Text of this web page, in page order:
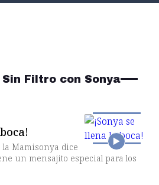
Filtro con Sonya
Mamisonya dice
un mensajito especial para los